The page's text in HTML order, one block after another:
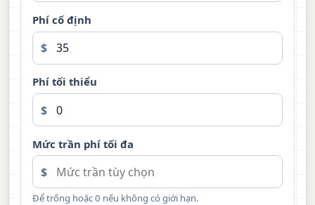
Phí cố định
$
Phí tối thiểu
$
Mức trần phí tối đa
$
Để trống hoặc 0 nếu không có giới hạn.